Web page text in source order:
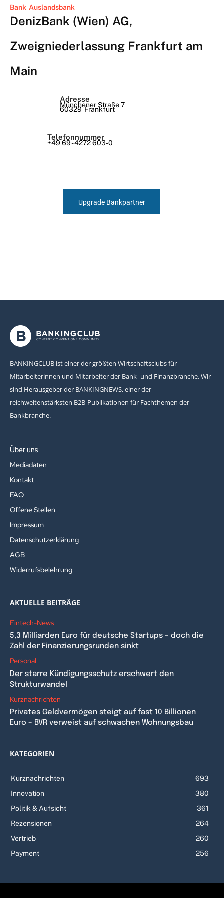
Bank Auslandsbank
DenizBank (Wien) AG,
Zweigniederlassung Frankfurt am
Main
Adresse
Münchener Straße 7
60329 Frankfurt
Telefonnummer
+49 69 - 4272 603-0
Upgrade Bankpartner
BANKINGCLUB ist einer der größten Wirtschaftsclubs für
Mitarbeiterinnen und Mitarbeiter der Bank- und Finanzbranche. Wir
sind Herausgeber der BANKINGNEWS, einer der
reichweitenstärksten B2B-Publikationen für Fachthemen der
Bankbranche.
Über uns
Mediadaten
Kontakt
FAQ
Offene Stellen
Impressum
Datenschutzerklärung
AGB
Widerrufsbelehrung
AKTUELLE BEITRÄGE
Fintech-News
5,3 Milliarden Euro für deutsche Startups – doch die
Zahl der Finanzierungsrunden sinkt
Personal
Der starre Kündigungsschutz erschwert den
Strukturwandel
Kurznachrichten
Privates Geldvermögen steigt auf fast 10 Billionen
Euro – BVR verweist auf schwachen Wohnungsbau
KATEGORIEN
Kurznachrichten
693
Innovation
380
Politik & Aufsicht
361
Rezensionen
264
Vertrieb
260
Payment
256